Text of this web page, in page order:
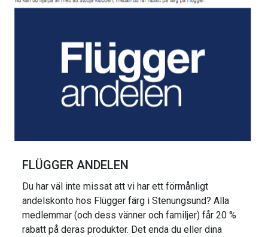
FLÜGGER ANDELEN
Du har väl inte missat att vi har ett förmånligt
andelskonto hos Flügger färg i Stenungsund? Alla
medlemmar (och dess vänner och familjer) får 20 %
rabatt på deras produkter. Det enda du eller dina